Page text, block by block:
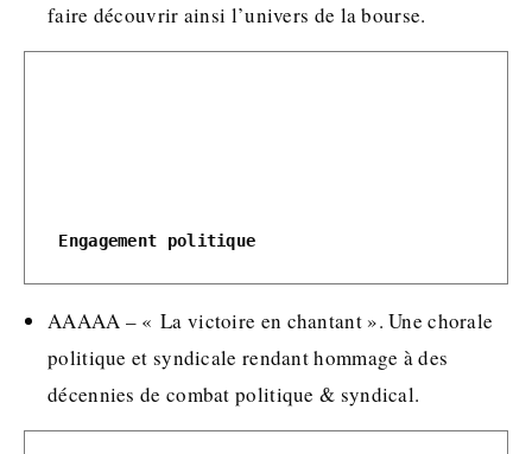
faire découvrir ainsi l’univers de la bourse.
Engagement politique
AAAAA – « La victoire en chantant ». Une chorale
politique et syndicale rendant hommage à des
décennies de combat politique & syndical.